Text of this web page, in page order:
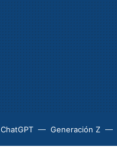
ChatGPT Generación Z